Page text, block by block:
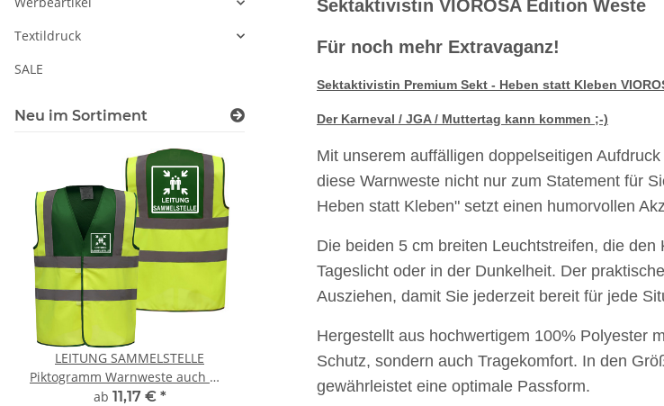
Sektaktivistin VIOROSA Edition Weste
Für noch mehr Extravaganz!
Sektaktivistin Premium Sekt - Heben statt Kleben
Der Karneval / JGA / Muttertag kann kommen ;-)
Mit unserem auffälligen doppelseitigen
diese Warnweste nicht nur zum Statement für
Heben statt Kleben" setzt einen humorvollen
Die beiden 5 cm breiten Leuchtstreifen, die
Tageslicht oder in der Dunkelheit. Der
Ausziehen, damit Sie jederzeit bereit für jede
Hergestellt aus hochwertigem 100% Polyester
Schutz, sondern auch Tragekomfort. In den
gewährleistet eine optimale Passform.
Textildruck
SALE
Neu im Sortiment
LEITUNG SAMMELSTELLE
Piktogramm Warnweste auch mit
vielen Taschen S-3XL
ab 11,17 € *
10x T-Shirt Herren weiß,
Premium B&C Inspire #190
Rundhals mit EINER
79,90 €*
Feuerwehr Trinkflasche
farbig 1000ml inkl.
Wunschnamen
7,99 € -14,99 €